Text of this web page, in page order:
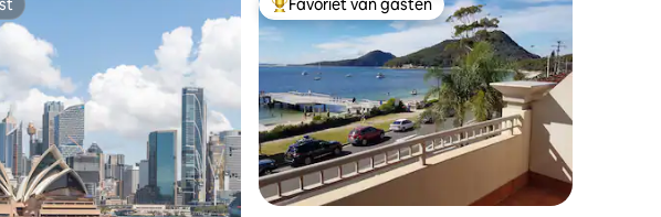
Topfavoriet van gasten
Favoriet van gasten